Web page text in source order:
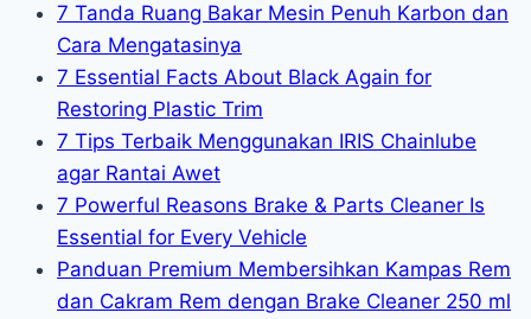
7 Tanda Ruang Bakar Mesin Penuh Karbon dan
Cara Mengatasinya
7 Essential Facts About Black Again for
Restoring Plastic Trim
7 Tips Terbaik Menggunakan IRIS Chainlube
agar Rantai Awet
7 Powerful Reasons Brake & Parts Cleaner Is
Essential for Every Vehicle
Panduan Premium Membersihkan Kampas Rem
dan Cakram Rem dengan Brake Cleaner 250 ml